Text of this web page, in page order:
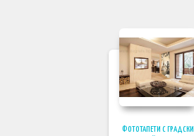
ФОТОТАПЕТИ С ГРАДСКИ